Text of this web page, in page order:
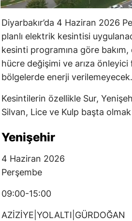
Diyarbakır’da 4 Haziran 2026
planlı elektrik kesintisi
kesinti programına göre bakım,
hücre değişimi ve arıza
bölgelerde enerji verilemeyecek.
Kesintilerin özellikle Sur,
Silvan, Lice ve Kulp başta
Yenişehir
4 Haziran 2026
Perşembe
09:00-15:00
AZİZİYE|YOLALTI|GÜRDOĞAN